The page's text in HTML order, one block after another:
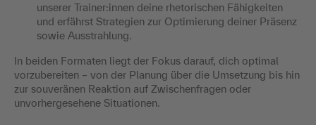
unserer Trainer:innen deine rhetorischen Fähigkeiten
und erfährst Strategien zur Optimierung deiner Präsenz
sowie Ausstrahlung.
In beiden Formaten liegt der Fokus darauf, dich optimal
vorzubereiten – von der Planung über die Umsetzung bis hin
zur souveränen Reaktion auf Zwischenfragen oder
unvorhergesehene Situationen.